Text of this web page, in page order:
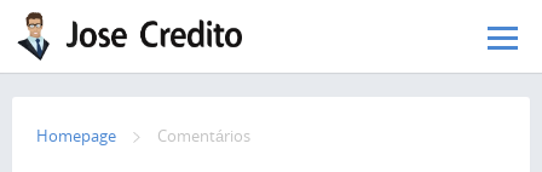
Pular para o conteúdo principal
Homepage Сomentários